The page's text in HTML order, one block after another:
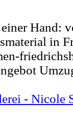
Hand:
in
- Nicole